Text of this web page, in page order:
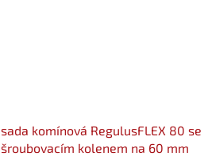
sada komínová RegulusFLEX 80 se
šroubovacím kolenem na 60 mm